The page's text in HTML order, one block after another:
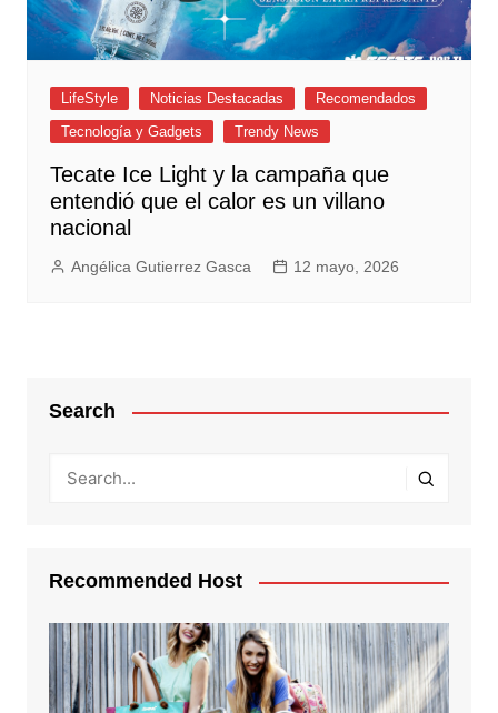
LifeStyle Noticias Destacadas
Recomendados
Tecnología y Gadgets
Trendy News
Tecate Ice Light y la campaña que
entendió que el calor es un villano
nacional
Angélica Gutierrez Gasca 12 mayo, 2026
Search
Recommended Host